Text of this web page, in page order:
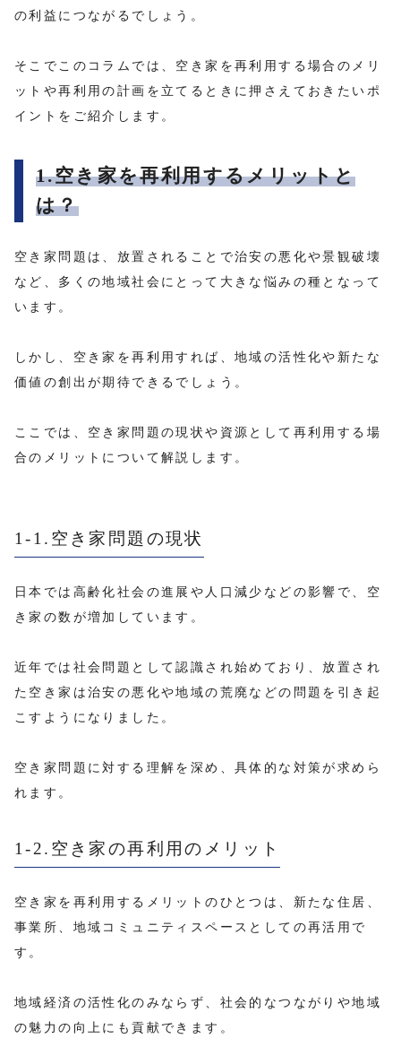
の利益につながるでしょう。
そこでこのコラムでは、空き家を再利用する場合のメリ
ットや再利用の計画を立てるときに押さえておきたいポ
イントをご紹介します。
1.空き家を再利用するメリットと
は？
空き家問題は、放置されることで治安の悪化や景観破壊
など、多くの地域社会にとって大きな悩みの種となって
います。
しかし、空き家を再利用すれば、地域の活性化や新たな
価値の創出が期待できるでしょう。
ここでは、空き家問題の現状や資源として再利用する場
合のメリットについて解説します。
1-1.空き家問題の現状
日本では高齢化社会の進展や人口減少などの影響で、空
き家の数が増加しています。
近年では社会問題として認識され始めており、放置され
た空き家は治安の悪化や地域の荒廃などの問題を引き起
こすようになりました。
空き家問題に対する理解を深め、具体的な対策が求めら
れます。
1-2.空き家の再利用のメリット
空き家を再利用するメリットのひとつは、新たな住居、
事業所、地域コミュニティスペースとしての再活用で
す。
地域経済の活性化のみならず、社会的なつながりや地域
の魅力の向上にも貢献できます。